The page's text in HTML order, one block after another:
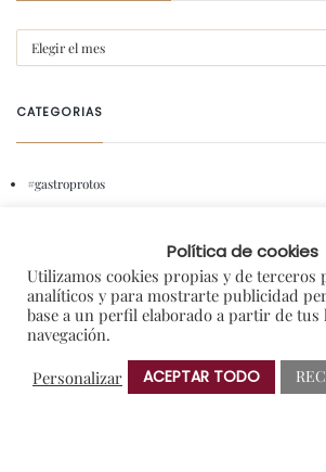
CATEGORIAS
#gastroprotos
Colaboraciones y Patrocinios
Degustaciones
En portada
Política de cookies
Utilizamos cookies propias y de terceros
analíticos y para mostrarte publicidad
base a un perfil elaborado a partir de tus
navegación.
Personalizar
ACEPTAR TODO